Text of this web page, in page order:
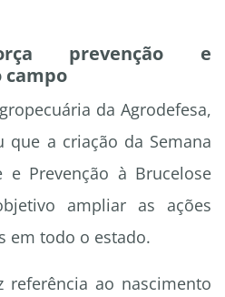
prevenção e
campo
da Agrodefesa,
que a criação da Semana
e Prevenção à Brucelose
ampliar as ações
em todo o estado.
referência ao nascimento